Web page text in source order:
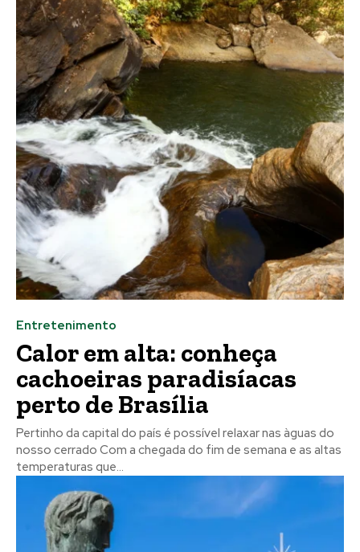
Entretenimento
Calor em alta: conheça
cachoeiras paradisíacas
perto de Brasília
Pertinho da capital do país é possível relaxar nas àguas do
nosso cerrado Com a chegada do fim de semana e as altas
temperaturas que...